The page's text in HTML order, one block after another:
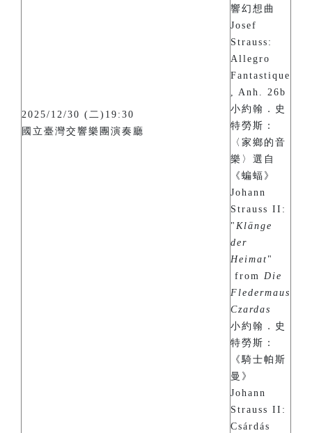
2025/12/30 (二)19:30
國立臺灣交響樂團演奏廳
響幻想曲
Josef
Strauss:
Allegro
Fantastique
, Anh. 26b
小約翰．史
特勞斯：
〈家鄉的音
樂〉選自
《蝙蝠》
Johann
Strauss II:
" Klänge
der
Heimat "
from Die
Fledermaus
Czardas
小約翰．史
特勞斯：
《騎士帕斯
曼》
Johann
Strauss II:
Csárdás